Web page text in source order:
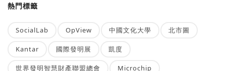
熱門標籤
SocialLab OpView 中國文化大學 北市圖
Kantar 國際發明展 凱度
世界發明智慧財產聯盟總會 Microchip